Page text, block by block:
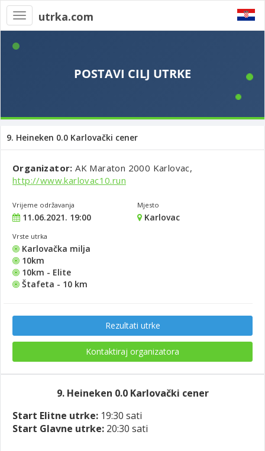
Toggle
navigation
utrka.com
9. Heineken 0.0 Karlovački cener
Organizator:AK Maraton 2000 Karlovac,
http://www.karlovac10.run
Vrijeme održavanja
11.06.2021. 19:00
Mjesto
Karlovac
Vrste utrka
Karlovačka milja
10km
10km - Elite
Štafeta - 10 km
Rezultati utrke
Kontaktiraj organizatora
9. Heineken 0.0 Karlovački cener
Start Elitne utrke: 19:30 sati
Start Glavne utrke: 20:30 sati